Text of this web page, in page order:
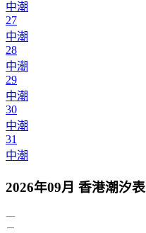
中潮
27
中潮
28
中潮
29
中潮
30
中潮
31
中潮
2026年09月 香港潮汐表
一